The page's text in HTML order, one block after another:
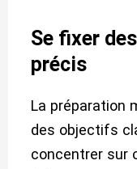
Se fixer
précis
La préparation
des objectifs
concentrer sur